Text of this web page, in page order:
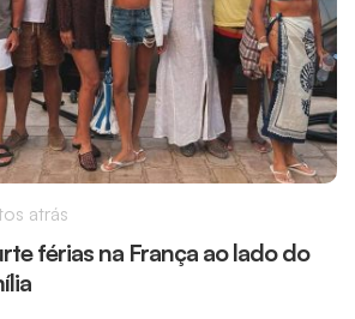
férias na França ao lado do
atrás